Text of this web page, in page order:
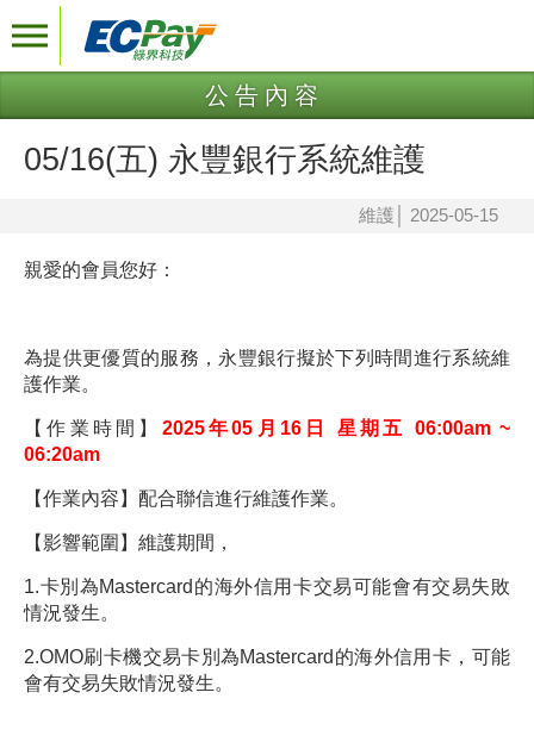
公告內容
05/16(五) 永豐銀行系統維護
維護 2025-05-15
親愛的會員您好：
為提供更優質的服務， 永豐銀行擬於下列時間進行系統維
護作業。
【作業時間】 2025年05月16日 星期五 06:00am ~
06:20am
【作業內容】配合聯信進行維護作業。
【影響範圍】維護期間，
1.卡別為Mastercard的海外信用卡交易可能會有交易失敗
情況發生。
2.OMO刷卡機交易卡別為Mastercard的海外信用卡，可能
會有交易失敗情況發生。